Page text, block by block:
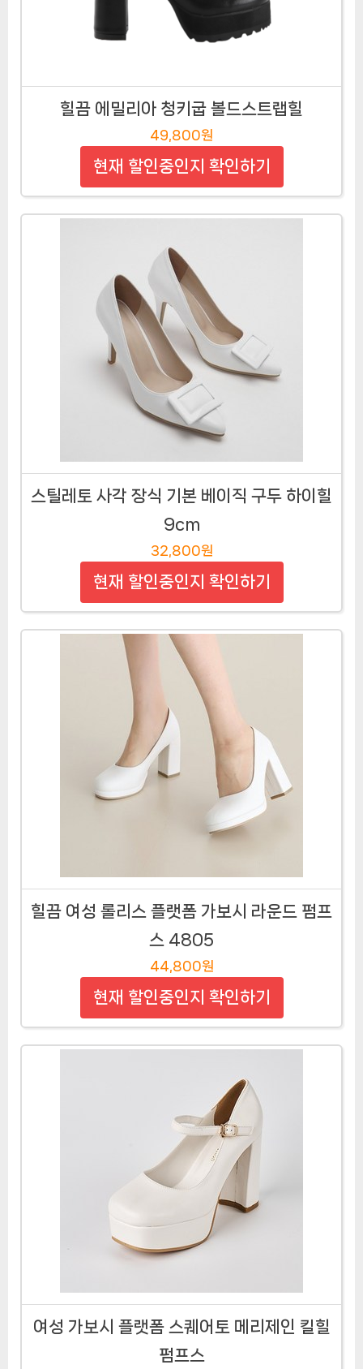
힐끔 에밀리아 청키굽 볼드스트랩힐
49,800원
현재 할인중인지 확인하기
스틸레토 사각 장식 기본 베이직 구두 하이힐
9cm
32,800원
현재 할인중인지 확인하기
힐끔 여성 롤리스 플랫폼 가보시 라운드 펌프
스 4805
44,800원
현재 할인중인지 확인하기
여성 가보시 플랫폼 스퀘어토 메리제인 킬힐
펌프스